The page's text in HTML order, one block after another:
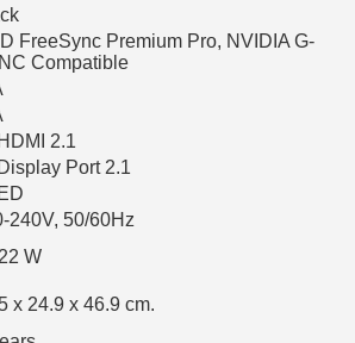
FreeSync Premium Pro, NVIDIA G-
Compatible
2.1
Port 2.1
240V, 50/60Hz
W
x 24.9 x 46.9 cm.